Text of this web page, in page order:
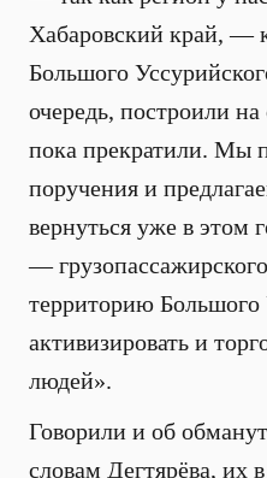
Хабаровский край, —
Большого
очередь, построили
пока прекратили. Мы
поручения и
вернуться уже в этом
—
территорию Большого
активизировать и
людей».
Говорили и об
словам Дегтярёва, их